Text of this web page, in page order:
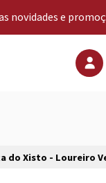
novidades e
do Xisto - Loureiro